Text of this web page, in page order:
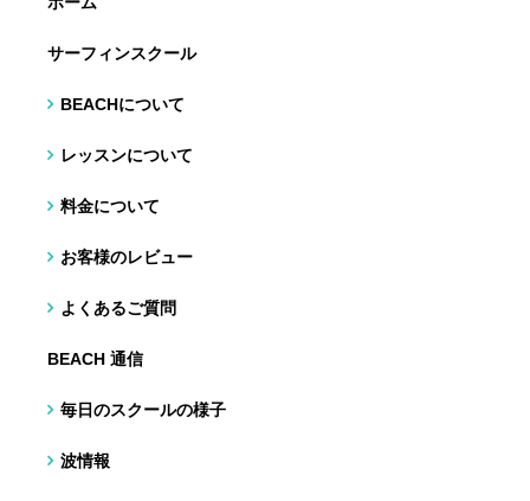
サーフィンスクール
BEACHについて
レッスンについて
料金について
お客様のレビュー
よくあるご質問
BEACH 通信
毎日のスクールの様子
波情報